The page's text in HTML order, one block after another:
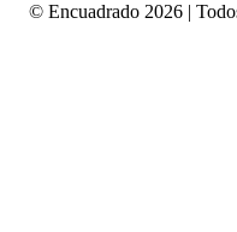
© Encuadrado 2026 |